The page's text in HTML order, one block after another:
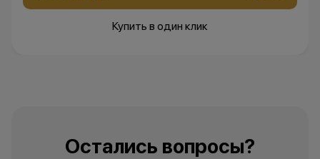
Купить в один клик
Остались вопросы?